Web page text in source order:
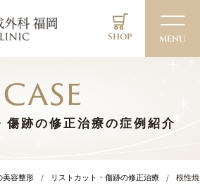
SHOP MENU
case
傷跡の修正治療の症例紹介
美容整形 リストカット・傷跡の修正治療 根性